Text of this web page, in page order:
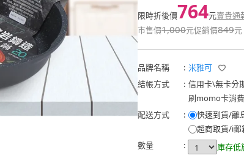
限時折後價764元賣貴通
市售價1,000元促銷價849元
品牌名稱 : 米雅可
結帳方式
: 信用卡\無卡分
刷momo卡消
配送方式
:
快速到貨/離
超商取貨/i郵
數量
:
庫存低